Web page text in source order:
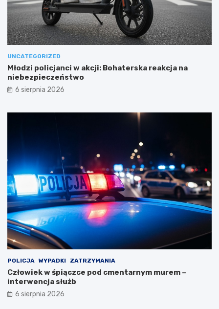
UNCATEGORIZED
Młodzi policjanci w akcji: Bohaterska reakcja na
niebezpieczeństwo
6 sierpnia 2026
POLICJA WYPADKI ZATRZYMANIA
Człowiek w śpiączce pod cmentarnym murem –
interwencja służb
6 sierpnia 2026